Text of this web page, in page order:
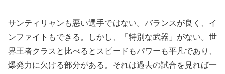
サンティリャンも悪い選手ではない。バランスが良く、イ
ンファイトもできる。しかし、「特別な武器」がない。世
界王者クラスと比べるとスピードもパワーも平凡であり、
爆発力に欠ける部分がある。それは過去の試合を見れば一